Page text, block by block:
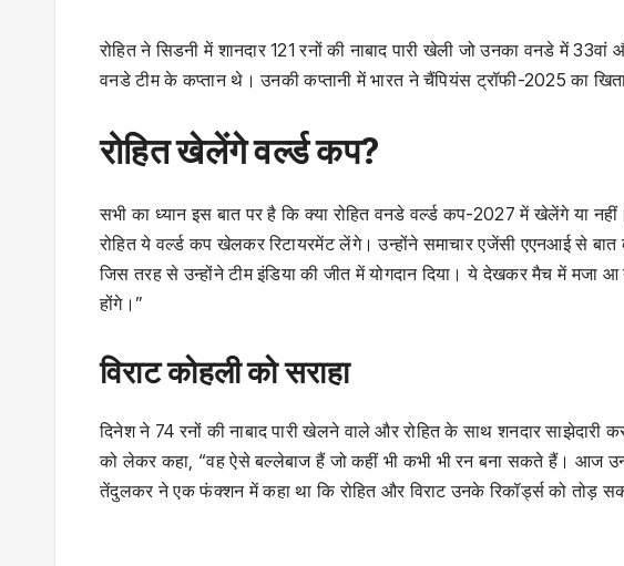
रोहित ने सिडनी में शानदार 121 रनों की नाबाद पारी खेली जो उनका वनडे में
वनडे टीम के कप्तान थे। उनकी कप्तानी में भारत ने चैंपियंस ट्रॉफी-2025 का
रोहित खेलेंगे वर्ल्ड कप?
सभी का ध्यान इस बात पर है कि क्या रोहित वनडे वर्ल्ड कप-2027 में खेलेंगे या
रोहित ये वर्ल्ड कप खेलकर रिटायरमेंट लेंगे। उन्होंने समाचार एजेंसी एएनआई से
जिस तरह से उन्होंने टीम इंडिया की जीत में योगदान दिया। ये देखकर मैच में
होंगे।”
विराट कोहली को सराहा
दिनेश ने 74 रनों की नाबाद पारी खेलने वाले और रोहित के साथ शनदार साझेदारी
को लेकर कहा, “वह ऐसे बल्लेबाज हैं जो कहीं भी कभी भी रन बना सकते हैं। आज
तेंदुलकर ने एक फंक्शन में कहा था कि रोहित और विराट उनके रिकॉर्ड्स को तोड़